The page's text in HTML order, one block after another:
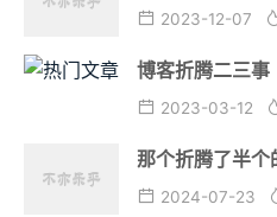
2023-12-07
博客折腾二三事
2023-03-12
那个折腾了半
2024-07-23